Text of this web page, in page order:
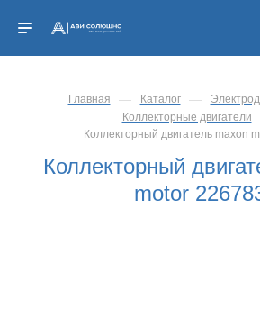
Главная — Каталог —
Коллекторные двигатели
Коллекторный двигатель maxon
Коллекторный
motor